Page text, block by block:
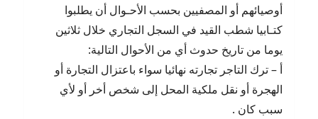
أوصيائهم أو المصفيين بحسب الأحـوال أن يطلبوا
كتـابيا شطب القيد في السجل التجاري خلال ثلاثين
يوما من تاريخ حدوث أي من الأحوال التالية:
أ – ترك التاجر تجارته نهائيا سواء باعتزال التجارة أو
الهجرة أو نقل ملكية المحل إلى شخص أخر أو لأي
سبب كان .